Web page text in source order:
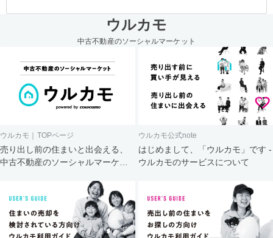
ウルカモ
中古不動産のソーシャルマーケット
ウルカモ｜TOPページ
売り出し前の住まいと出会える、
中古不動産のソーシャルマーケッ
ウルカモ公式note
はじめまして、「ウルカモ」です -
ウルカモのサービスについて